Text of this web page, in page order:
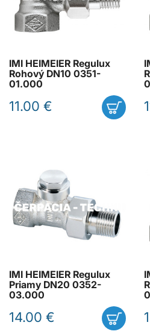
IMI HEIMEIER Regulux
Rohový DN10 0351-
01.000
11.00 €
IMI HEIMEIER Regulux
Priamy DN20 0352-
03.000
14.00 €